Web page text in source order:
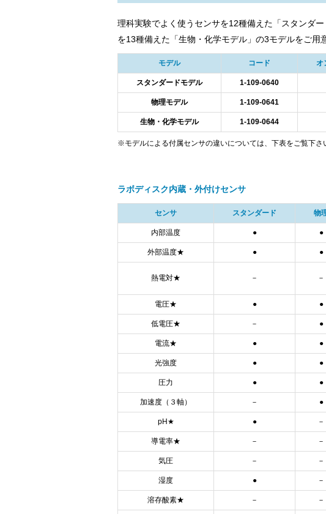
理科実験でよく使うセンサを12種備えた「スタンダ
を13種備えた「生物・化学モデル」の3モデルをご用
モデル コード オ
スタンダードモデル 1-109-0640
物理モデル 1-109-0641
生物・化学モデル 1-109-0644
※モデルによる付属センサの違いについては、下表をご覧下さ
ラボディスク内蔵・外付けセンサ
センサ スタンダード 物
内部温度 ● ●
外部温度★ ● ●
熱電対★ － －
電圧★ ● ●
低電圧★ － ●
電流★ ● ●
光強度 ● ●
圧力 ● ●
加速度（３軸） － ●
pH★ ● －
導電率★ － －
気圧 － －
湿度 ● －
溶存酸素★ － －